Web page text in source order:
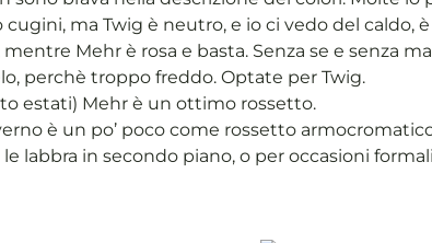
ma Twig è neutro, e io ci vedo del
Mehr è rosa e basta. Senza se e senza
perchè troppo freddo. Optate per Twig.
estati) Mehr è un ottimo rossetto.
è un po’ poco come rossetto
labbra in secondo piano, o per occasioni